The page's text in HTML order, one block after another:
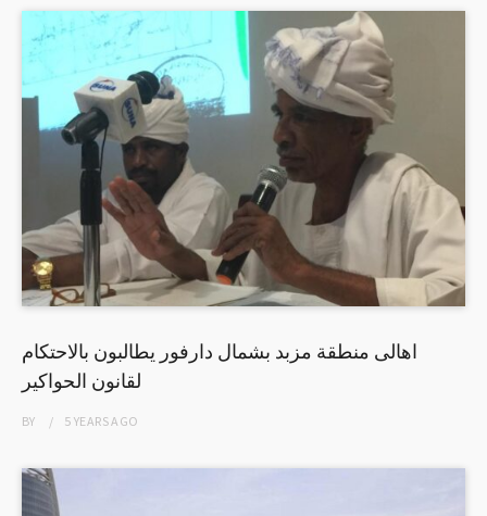
اهالى منطقة مزبد بشمال دارفور يطالبون بالاحتكام
لقانون الحواكير
BY 5 YEARSAGO